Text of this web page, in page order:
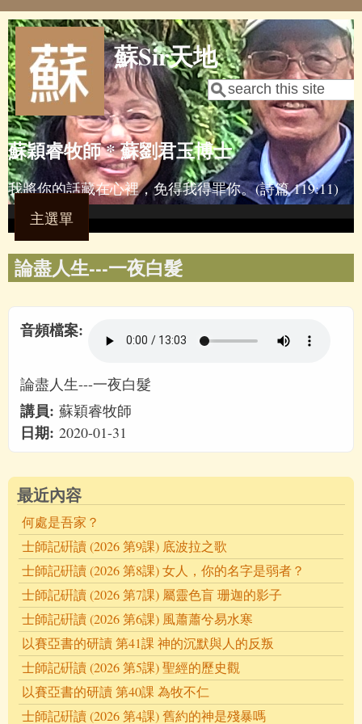
Skip to main content
蘇Sir天地
Search form
Search
蘇穎睿牧師 * 蘇劉君玉博士
我將你的話藏在心裡，免得我得罪你。(詩篇 119:11)
主選單
論盡人生---一夜白髮
音頻檔案:
論盡人生---一夜白髮
講員: 蘇穎睿牧師
日期: 2020-01-31
最近內容
何處是吾家？
士師記硏讀 (2026 第9課) 底波拉之歌
士師記硏讀 (2026 第8課) 女人，你的名字是弱者？
士師記硏讀 (2026 第7課) 屬靈色盲 珊迦的影子
士師記硏讀 (2026 第6課) 風蕭蕭兮易水寒
以賽亞書的研讀 第41課 神的沉默與人的反叛
士師記硏讀 (2026 第5課) 聖經的歷史觀
以賽亞書的研讀 第40課 為牧不仁
士師記硏讀 (2026 第4課) 舊約的神是殘暴嗎